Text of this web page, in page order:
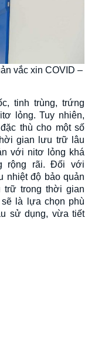
vắc xin COVID –
tinh trùng, trứng
lỏng. Tuy nhiên,
thù cho một số
gian lưu trữ lâu
với nitơ lỏng khá
rộng rãi. Đối với
nhiệt độ bảo quản
trữ trong thời gian
là lựa chọn phù
sử dụng, vừa tiết